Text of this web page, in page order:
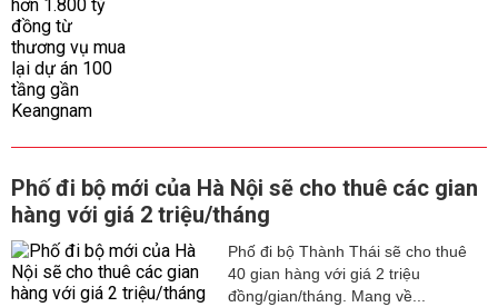
Phố đi bộ mới của Hà Nội sẽ cho thuê các gian
hàng với giá 2 triệu/tháng
Phố đi bộ Thành Thái sẽ cho thuê
40 gian hàng với giá 2 triệu
đồng/gian/tháng. Mang về...